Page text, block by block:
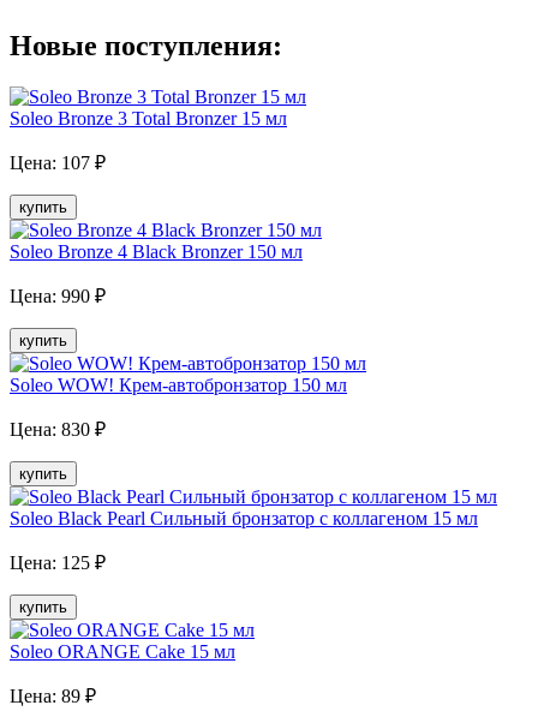
Новые поступления:
Soleo Bronze 3 Total Bronzer 15 мл
Цена: 107 ₽
купить
Soleo Bronze 4 Black Bronzer 150 мл
Цена: 990 ₽
купить
Soleo WOW! Крем-автобронзатор 150 мл
Цена: 830 ₽
купить
Soleo Black Pearl Сильный бронзатор с коллагеном 15 мл
Цена: 125 ₽
купить
Soleo ORANGE Cake 15 мл
Цена: 89 ₽